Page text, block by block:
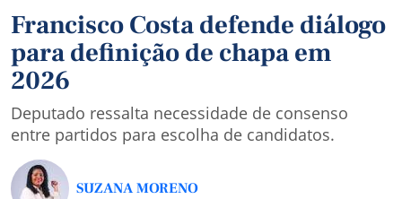
Francisco Costa defende diálogo
para definição de chapa em
2026
Deputado ressalta necessidade de consenso
entre partidos para escolha de candidatos.
SUZANA MORENO